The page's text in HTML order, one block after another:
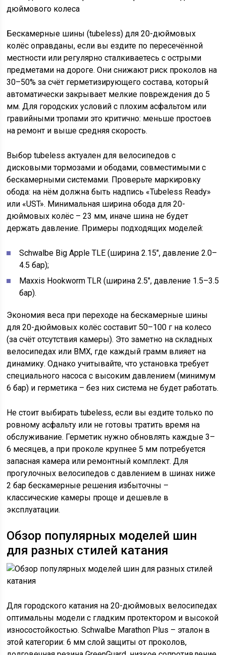
Бескамерные шины (tubeless) для 20-дюймовых
колёс оправданы, если вы ездите по пересечённой
местности или регулярно сталкиваетесь с острыми
предметами на дороге. Они снижают риск проколов на
30–50% за счёт герметизирующего состава, который
автоматически закрывает мелкие повреждения до 5
мм. Для городских условий с плохим асфальтом или
гравийными тропами это критично: меньше простоев
на ремонт и выше средняя скорость.
Выбор tubeless актуален для велосипедов с
дисковыми тормозами и ободами, совместимыми с
бескамерными системами. Проверьте маркировку
обода: на нём должна быть надпись «Tubeless Ready»
или «UST». Минимальная ширина обода для 20-
дюймовых колёс – 23 мм, иначе шина не будет
держать давление. Примеры подходящих моделей:
Schwalbe Big Apple TLE (ширина 2.15″, давление 2.0–
4.5 бар);
Maxxis Hookworm TLR (ширина 2.5″, давление 1.5–3.5
бар).
Экономия веса при переходе на бескамерные шины
для 20-дюймовых колёс составит 50–100 г на колесо
(за счёт отсутствия камеры). Это заметно на складных
велосипедах или BMX, где каждый грамм влияет на
динамику. Однако учитывайте, что установка требует
специального насоса с высоким давлением (минимум
6 бар) и герметика – без них система не будет работать.
Не стоит выбирать tubeless, если вы ездите только по
ровному асфальту или не готовы тратить время на
обслуживание. Герметик нужно обновлять каждые 3–
6 месяцев, а при проколе крупнее 5 мм потребуется
запасная камера или ремонтный комплект. Для
прогулочных велосипедов с давлением в шинах ниже
2 бар бескамерные решения избыточны –
классические камеры проще и дешевле в
эксплуатации.
Обзор популярных моделей шин
для разных стилей катания
Для городского катания на 20-дюймовых велосипедах
оптимальны модели с гладким протектором и высокой
износостойкостью. Schwalbe Marathon Plus – эталон в
этой категории: 6 мм слой защиты от проколов,